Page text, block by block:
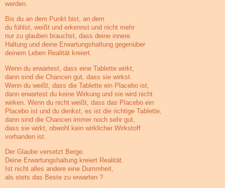
werden.
Bis du an dem Punkt bist, an dem
du fühlst, weißt und erkennst und nicht mehr
nur zu glauben brauchst, dass deine innere
Haltung und deine Erwartungshaltung gegenüber
deinem Leben Realität kreiert.
Wenn du erwartest, dass eine Tablette wirkt,
dann sind die Chancen gut, dass sie wirkst.
Wenn du weißt, dass die Tablette ein Placebo ist,
dann erwartest du keine Wirkung und sie wird nicht
wirken. Wenn du nicht weißt, dass das Placebo ein
Placebo ist und du denkst, es ist die richtige Tablette,
dann sind die Chancen immer noch sehr gut,
dass sie wirkt, obwohl kein wirklicher Wirkstoff
vorhanden ist.
Der Glaube versetzt Berge.
Deine Erwartungshaltung kreiert Realität.
Ist nicht alles andere eine Dummheit,
als stets das Beste zu erwarten ?